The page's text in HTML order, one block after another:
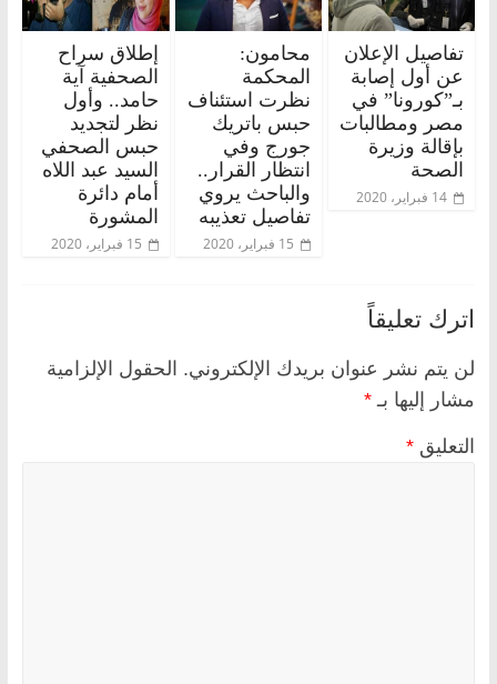
تفاصيل الإعلان
عن أول إصابة
بـ”كورونا” في
مصر ومطالبات
بإقالة وزيرة
الصحة
14 فبراير، 2020
محامون:
المحكمة
نظرت استئناف
حبس باتريك
جورج وفي
انتظار القرار..
والباحث يروي
تفاصيل تعذيبه
15 فبراير، 2020
إطلاق سراح
الصحفية آية
حامد.. وأول
نظر لتجديد
حبس الصحفي
السيد عبد اللاه
أمام دائرة
المشورة
15 فبراير، 2020
اترك تعليقاً
لن يتم نشر عنوان بريدك الإلكتروني. الحقول الإلزامية
مشار إليها بـ *
التعليق *